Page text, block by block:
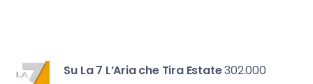
Su La 7 L’Aria che Tira Estate302.000